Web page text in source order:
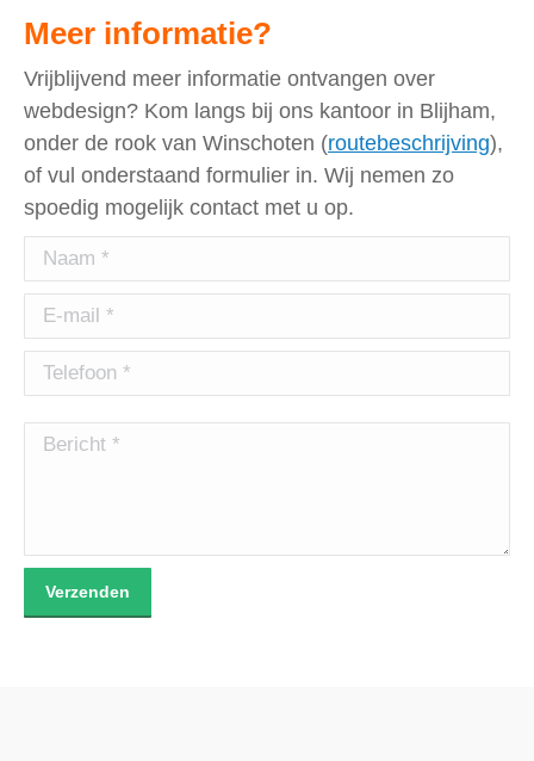
Meer informatie?
Vrijblijvend meer informatie ontvangen over
webdesign? Kom langs bij ons kantoor in Blijham,
onder de rook van Winschoten (routebeschrijving),
of vul onderstaand formulier in. Wij nemen zo
spoedig mogelijk contact met u op.
Gelieve
dit
te
laten.